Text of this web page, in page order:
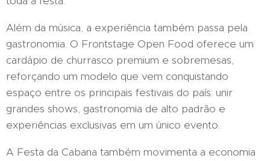
Além da música, a experiência também passa pela
gastronomia. O Frontstage Open Food oferece um
cardápio de churrasco premium e sobremesas,
reforçando um modelo que vem conquistando
espaço entre os principais festivais do país: unir
grandes shows, gastronomia de alto padrão e
experiências exclusivas em um único evento.
A Festa da Cabana também movimenta a economia